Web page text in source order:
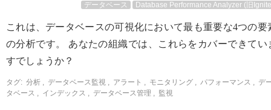
データベース
Database Performance Analyzer (旧
これは、データベースの可視化において最も重要な4つの要
の分析です。 あなたの組織では、これらをカバーできてい
すでしょうか？
タグ: 分析 , データベース監視 , アラート , モニタリング , パフォーマンス , デ
タベース , インデックス , データベース管理 , 監視